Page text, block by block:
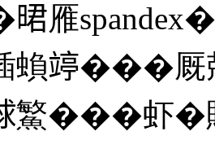
雁
蝜𥪜���
鰵���虾